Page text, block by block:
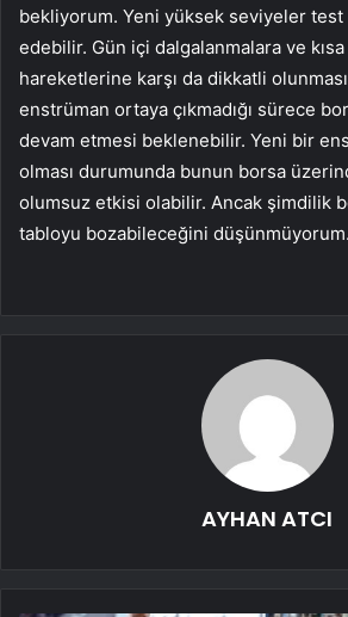
bekliyorum. Yeni yüksek seviyeler
edebilir. Gün içi dalgalanmalara ve
hareketlerine karşı da dikkatli
enstrüman ortaya çıkmadığı sürece
devam etmesi beklenebilir. Yeni bir
olması durumunda bunun borsa
olumsuz etkisi olabilir. Ancak şimdilik
tabloyu bozabileceğini düşünmüyorum.
AYHAN ATCI